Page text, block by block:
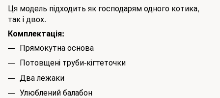
Ця модель підходить як господарям одного котика,
так і двох.
Комплектація:
Прямокутна основа
Потовщені труби-кігтеточки
Два лежаки
Улюблений балабон